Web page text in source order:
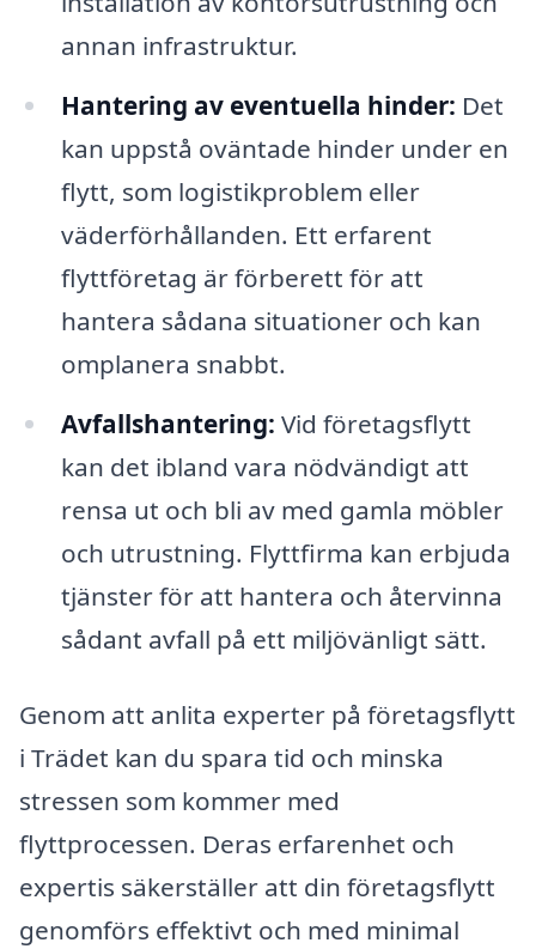
annan infrastruktur.
Hantering av eventuella hinder: Det
kan uppstå oväntade hinder under en
flytt, som logistikproblem eller
väderförhållanden. Ett erfarent
flyttföretag är förberett för att
hantera sådana situationer och kan
omplanera snabbt.
Avfallshantering: Vid företagsflytt
kan det ibland vara nödvändigt att
rensa ut och bli av med gamla möbler
och utrustning. Flyttfirma kan erbjuda
tjänster för att hantera och återvinna
sådant avfall på ett miljövänligt sätt.
Genom att anlita experter på företagsflytt
i Trädet kan du spara tid och minska
stressen som kommer med
flyttprocessen. Deras erfarenhet och
expertis säkerställer att din företagsflytt
genomförs effektivt och med minimal